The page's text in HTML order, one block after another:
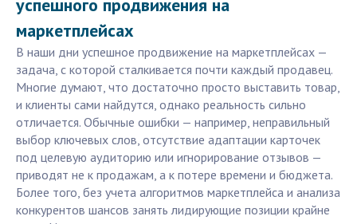
успешного продвижения на
маркетплейсах
В наши дни успешное продвижение на маркетплейсах —
задача, с которой сталкивается почти каждый продавец.
Многие думают, что достаточно просто выставить товар,
и клиенты сами найдутся, однако реальность сильно
отличается. Обычные ошибки — например, неправильный
выбор ключевых слов, отсутствие адаптации карточек
под целевую аудиторию или игнорирование отзывов —
приводят не к продажам, а к потере времени и бюджета.
Более того, без учета алгоритмов маркетплейса и анализа
конкурентов шансов занять лидирующие позиции крайне